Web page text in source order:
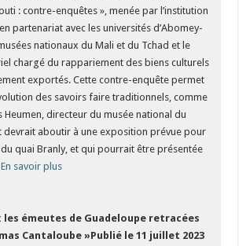
: contre-enquêtes », menée par l’institution
partenariat avec les universités d’Abomey-
nationaux du Mali et du Tchad et le
chargé du rappariement des biens culturels
exportés. Cette contre-enquête permet
des savoirs faire traditionnels, comme
Heumen, directeur du musée national du
devrait aboutir à une exposition prévue pour
quai Branly, et qui pourrait être présentée
En savoir plus
: les émeutes de Guadeloupe retracées
Cantaloube »Publié le 11 juillet 2023